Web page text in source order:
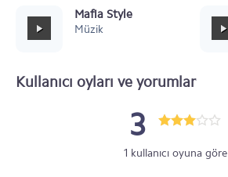
Mafia Style
Müzik
Kullanıcı oyları ve yorumlar
3
1 kullanıcı oyuna göre